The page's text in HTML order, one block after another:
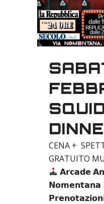
CENA +
GRATUITO
𝗔𝗿𝗰𝗮𝗱𝗲
𝗡𝗼𝗺𝗲𝗻𝘁𝗮𝗻𝗮